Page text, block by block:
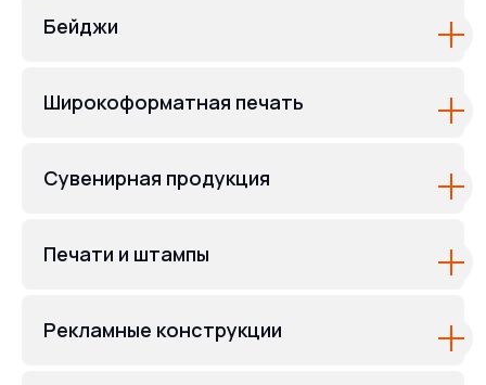
Бейджи
Широкоформатная печать
Сувенирная продукция
Печати и штампы
Рекламные конструкции